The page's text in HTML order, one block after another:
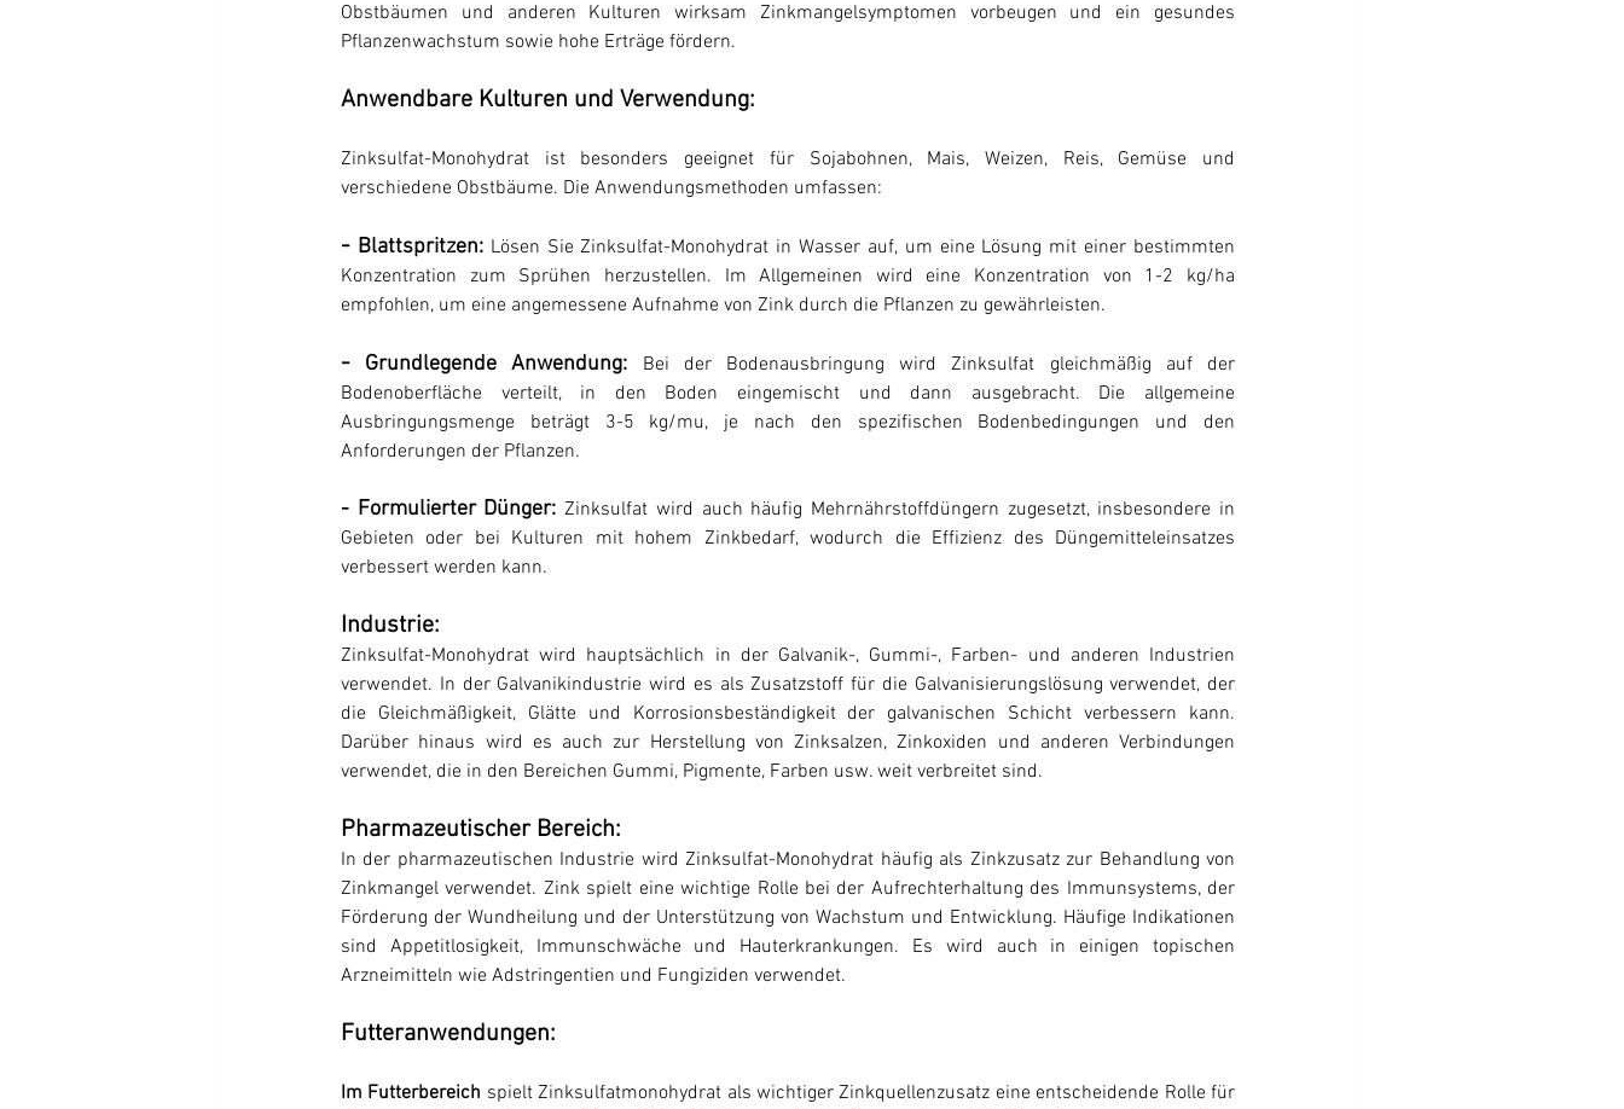
Obstbäumen und anderen Kulturen wirksam Zinkmangelsymptomen vorbeugen und ein gesundes
Pflanzenwachstum sowie hohe Erträge fördern.
Anwendbare Kulturen und Verwendung:
Zinksulfat-Monohydrat ist besonders geeignet für Sojabohnen, Mais, Weizen, Reis, Gemüse und
verschiedene Obstbäume. Die Anwendungsmethoden umfassen:
- Blattspritzen: Lösen Sie Zinksulfat-Monohydrat in Wasser auf, um eine Lösung mit einer bestimmten
Konzentration zum Sprühen herzustellen. Im Allgemeinen wird eine Konzentration von 1-2 kg/ha
empfohlen, um eine angemessene Aufnahme von Zink durch die Pflanzen zu gewährleisten.
- Grundlegende Anwendung: Bei der Bodenausbringung wird Zinksulfat gleichmäßig auf der
Bodenoberfläche verteilt, in den Boden eingemischt und dann ausgebracht. Die allgemeine
Ausbringungsmenge beträgt 3-5 kg/mu, je nach den spezifischen Bodenbedingungen und den
Anforderungen der Pflanzen.
- Formulierter Dünger: Zinksulfat wird auch häufig Mehrnährstoffdüngern zugesetzt, insbesondere in
Gebieten oder bei Kulturen mit hohem Zinkbedarf, wodurch die Effizienz des Düngemitteleinsatzes
verbessert werden kann.
Industrie:
Zinksulfat-Monohydrat wird hauptsächlich in der Galvanik-, Gummi-, Farben- und anderen Industrien
verwendet. In der Galvanikindustrie wird es als Zusatzstoff für die Galvanisierungslösung verwendet, der
die Gleichmäßigkeit, Glätte und Korrosionsbeständigkeit der galvanischen Schicht verbessern kann.
Darüber hinaus wird es auch zur Herstellung von Zinksalzen, Zinkoxiden und anderen Verbindungen
verwendet, die in den Bereichen Gummi, Pigmente, Farben usw. weit verbreitet sind.
Pharmazeutischer Bereich:
In der pharmazeutischen Industrie wird Zinksulfat-Monohydrat häufig als Zinkzusatz zur Behandlung von
Zinkmangel verwendet. Zink spielt eine wichtige Rolle bei der Aufrechterhaltung des Immunsystems, der
Förderung der Wundheilung und der Unterstützung von Wachstum und Entwicklung. Häufige Indikationen
sind Appetitlosigkeit, Immunschwäche und Hauterkrankungen. Es wird auch in einigen topischen
Arzneimitteln wie Adstringentien und Fungiziden verwendet.
Futteranwendungen:
Im Futterbereich spielt Zinksulfatmonohydrat als wichtiger Zinkquellenzusatz eine entscheidende Rolle für